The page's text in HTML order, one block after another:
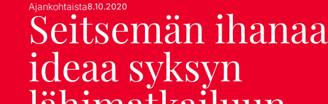
Ajankohtaista8.10.2020
Seitsemän ihanaa
ideaa syksyn